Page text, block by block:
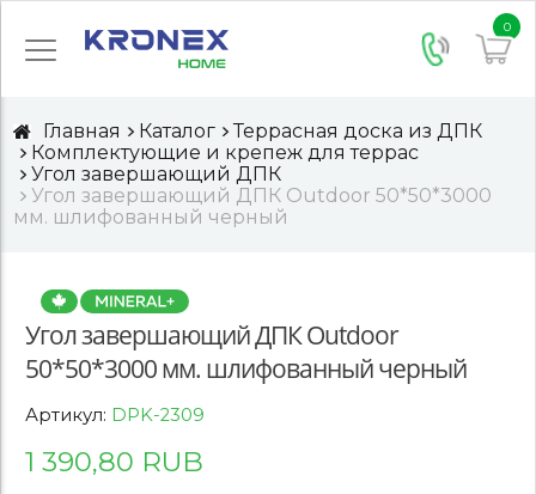
0
Главная Каталог
Террасная доска из ДПК
Комплектующие и крепеж для террас
Угол завершающий ДПК
Угол завершающий ДПК Outdoor 50*50*3000
мм. шлифованный черный
Угол завершающий ДПК Outdoor
50*50*3000 мм. шлифованный черный
Артикул: DPK-2309
1 390,80 RUB